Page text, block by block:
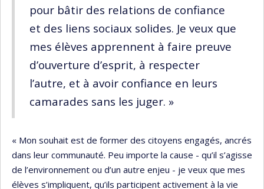
pour bâtir des relations de confiance
et des liens sociaux solides. Je veux que
mes élèves apprennent à faire preuve
d’ouverture d’esprit, à respecter
l’autre, et à avoir confiance en leurs
camarades sans les juger. »
« Mon souhait est de former des citoyens engagés, ancrés
dans leur communauté. Peu importe la cause - qu’il s’agisse
de l’environnement ou d’un autre enjeu - je veux que mes
élèves s’impliquent, qu’ils participent activement à la vie